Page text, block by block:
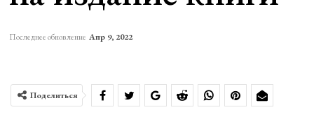
Последнее обновление Апр 9, 2022
Поделиться